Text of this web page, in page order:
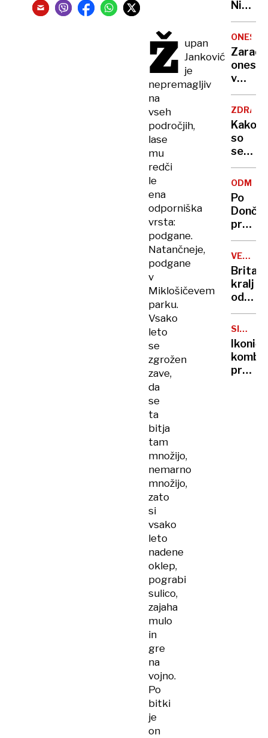
Ž upan
Janković
je
nepremagljiv
na
vseh
področjih,
lase
mu
redči
le
ena
odporniška
vrsta:
podgane.
Natančneje,
podgane
v
Miklošičevem
parku.
Vsako
leto
se
zgrožen
zave,
da
se
ta
bitja
tam
množijo,
nemarno
množijo,
zato
si
vsako
leto
nadene
oklep,
pograbi
sulico,
zajaha
mulo
in
gre
na
vojno.
Po
bitki
je
on
Nikoli
nisem
da je
to v
moji
sploh
Zaradi
v
delu
voda
Kako
so
se
cilji
vlade
Po
Karma
je
psica,
Nico
pa
njen
sin
VELIKA
kralj
zaradi
raka
SIMBOL
kombi